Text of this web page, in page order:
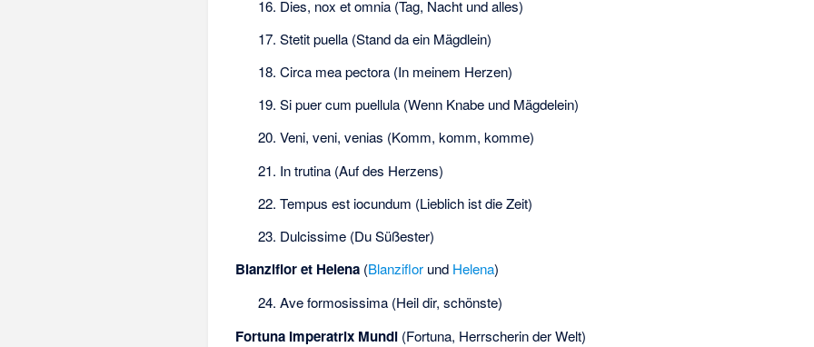
16. Dies, nox et omnia (Tag, Nacht und alles)
17. Stetit puella (Stand da ein Mägdlein)
18. Circa mea pectora (In meinem Herzen)
19. Si puer cum puellula (Wenn Knabe und Mägdelein)
20. Veni, veni, venias (Komm, komm, komme)
21. In trutina (Auf des Herzens)
22. Tempus est iocundum (Lieblich ist die Zeit)
23. Dulcissime (Du Süßester)
Blanziflor et Helena (Blanziflor und Helena)
24. Ave formosissima (Heil dir, schönste)
Fortuna Imperatrix Mundi (Fortuna, Herrscherin der Welt)